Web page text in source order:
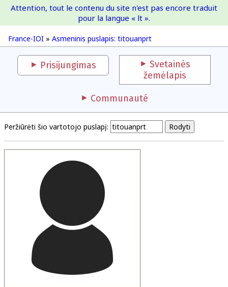
France-IOI
France-IOI » Asmeninis puslapis: titouanprt
Attention, tout le contenu du site n'est pas encore traduit
pour la langue « lt ».
Prisijungimas
Svetainės
žemėlapis
Communauté
Peržiūrėti šio vartotojo puslapį: